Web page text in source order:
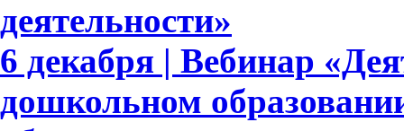
деятельности»
6 декабря | Вебинар
дошкольном